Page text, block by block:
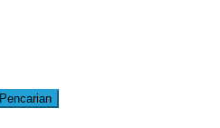
Pencarian